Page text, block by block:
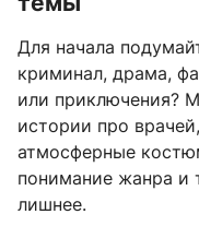
Для начала
криминал, драма,
или приключения?
истории про
атмосферные
понимание жанра и
лишнее.